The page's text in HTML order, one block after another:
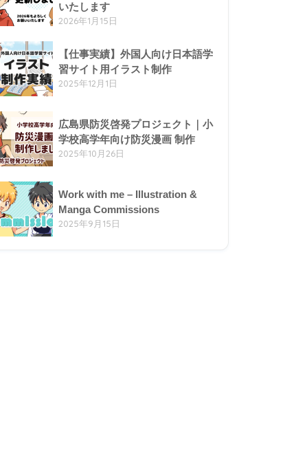
いたします
2026年1月15日
【仕事実績】外国人向け日本語学
習サイト用イラスト制作
2025年12月1日
広島県防災啓発プロジェクト｜小
学校高学年向け防災漫画 制作
2025年10月26日
Work with me – Illustration &
Manga Commissions
2025年9月15日